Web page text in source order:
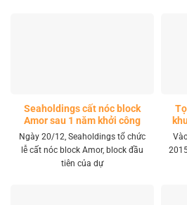
Seaholdings cất nóc block
Amor sau 1 năm khởi công
Ngày 20/12, Seaholdings tổ chức
lễ cất nóc block Amor, block đầu
tiên của dự